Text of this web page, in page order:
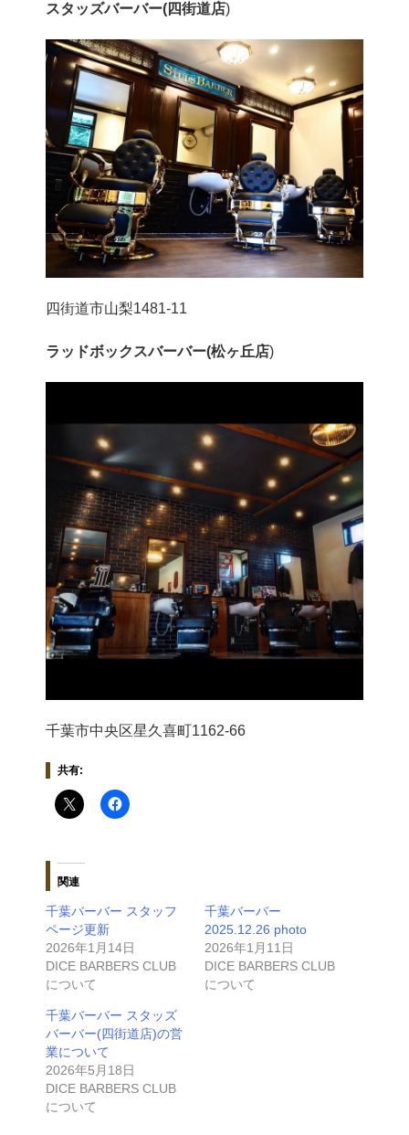
スタッズバーバー(四街道店)
四街道市山梨1481-11
ラッドボックスバーバー(松ヶ丘店)
千葉市中央区星久喜町1162-66
共有:
関連
千葉バーバー スタッフ
ページ更新
2026年1月14日
DICE BARBERS CLUB
について
千葉バーバー
2025.12.26 photo
2026年1月11日
DICE BARBERS CLUB
について
千葉バーバー スタッズ
バーバー(四街道店)の営
業について
2026年5月18日
DICE BARBERS CLUB
について